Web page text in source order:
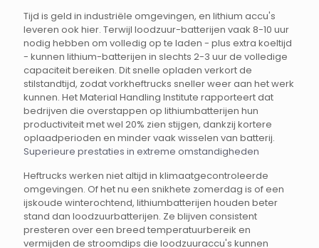
Tijd is geld in industriële omgevingen, en lithium accu's
leveren ook hier. Terwijl loodzuur-batterijen vaak 8-10 uur
nodig hebben om volledig op te laden - plus extra koeltijd
- kunnen lithium-batterijen in slechts 2-3 uur de volledige
capaciteit bereiken. Dit snelle opladen verkort de
stilstandtijd, zodat vorkheftrucks sneller weer aan het werk
kunnen. Het Material Handling Institute rapporteert dat
bedrijven die overstappen op lithiumbatterijen hun
productiviteit met wel 20% zien stijgen, dankzij kortere
oplaadperioden en minder vaak wisselen van batterij.
Superieure prestaties in extreme omstandigheden
Heftrucks werken niet altijd in klimaatgecontroleerde
omgevingen. Of het nu een snikhete zomerdag is of een
ijskoude winterochtend, lithiumbatterijen houden beter
stand dan loodzuurbatterijen. Ze blijven consistent
presteren over een breed temperatuurbereik en
vermijden de stroomdips die loodzuuraccu's kunnen